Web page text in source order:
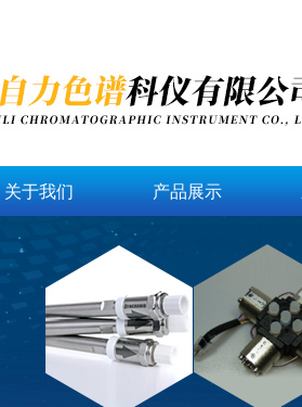
关于我们 产品展示